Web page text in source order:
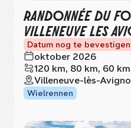
RANDONNÉE DU
VILLENEUVE LES
Datum nog te bevestigen
oktober 2026
120 km, 80 km, 60
Villeneuve-lès-
Wielrennen